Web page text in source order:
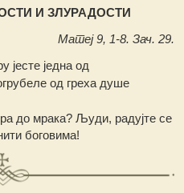
И ЗЛУРАДОСТИ
Матеј 9, 1-8. Зач. 29.
јесте једна од
од греха душе
до мрака? Људи, радујте се
боговима!